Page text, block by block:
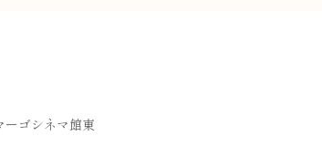
ーゴシネマ館東